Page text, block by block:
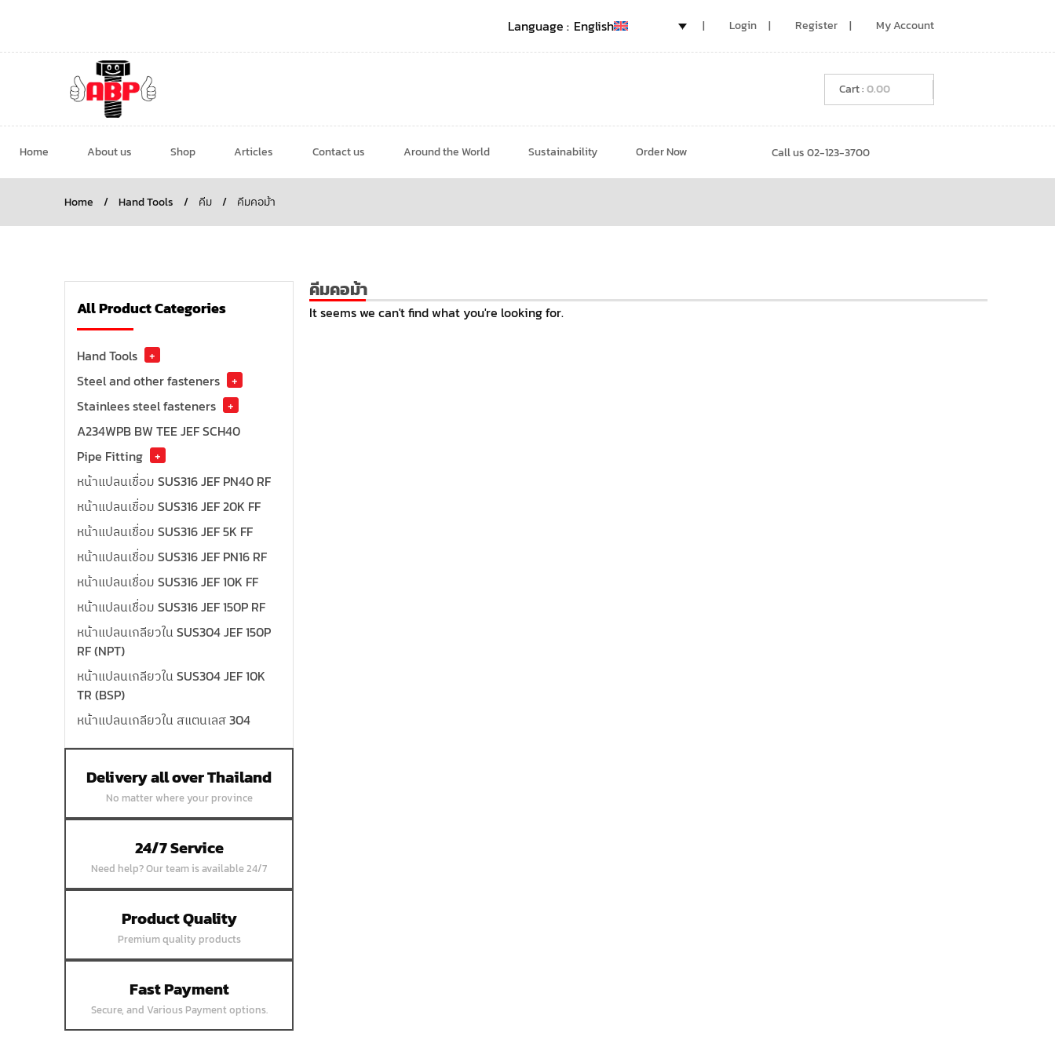
English Login Register My Account
0.00
Home About us Shop Articles Contact us Around the World Sustainability Order Now Call us 02-123-3700
Home / Hand Tools / คีม / คีมคอม้า
All Product Categories
Hand Tools
+
Steel and other fasteners
+
Stainlees steel fasteners
+
A234WPB BW TEE JEF SCH40
Pipe Fitting
+
หน้าแปลนเชื่อม SUS316 JEF PN40 RF
หน้าแปลนเชื่อม SUS316 JEF 20K FF
หน้าแปลนเชื่อม SUS316 JEF 5K FF
หน้าแปลนเชื่อม SUS316 JEF PN16 RF
หน้าแปลนเชื่อม SUS316 JEF 10K FF
หน้าแปลนเชื่อม SUS316 JEF 150P RF
หน้าแปลนเกลียวใน SUS304 JEF 150P
RF (NPT)
หน้าแปลนเกลียวใน SUS304 JEF 10K
TR (BSP)
หน้าแปลนเกลียวใน สแตนเลส 304
หน้าแปลนบอดสแตนเลส 304
หน้าแปลนเชื่อมสแตนเลส 304
หน้าแปลนเหล็กเกลียวใน
หน้าแปลนเหล็กคอสูง
หน้าแปลนเชื่อมเหล็กสลิปออน
หน้าแปลนเชื่อมเหล็กบอด
หน้าแปลนเชื่อมบอด SUS304 JEF 300P
หน้าแปลนเชื่อมบอด SUS304 JEF PN40
RF
หน้าแปลนเชื่อมบอด SUS304 JEF PN16
หน้าแปลนเชื่อมบอด SUS304 JEF PN10
Delivery all over Thailand
No matter where your province
24/7 Service
Need help? Our team is available 24/7
Product Quality
Premium quality products
Fast Payment
Secure, and Various Payment options.
คีมคอม้า
It seems we can't find what you're looking for.